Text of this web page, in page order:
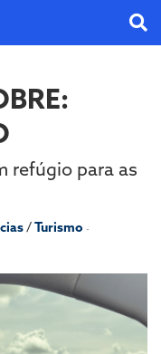
refúgio para as
/Turismo -